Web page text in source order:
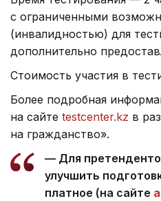
с ограниченными
(инвалидностью) для
дополнительно
Стоимость участия в
Более подробная
на сайте testcenter.kz в
на гражданство».
— Для
улучшить
платное (на сайте